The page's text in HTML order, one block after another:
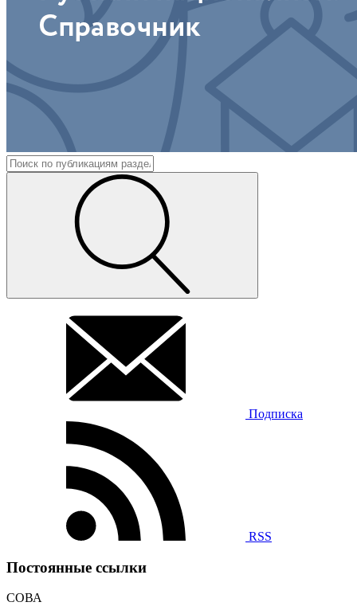
Подписка
RSS
Постоянные ссылки
СОВА